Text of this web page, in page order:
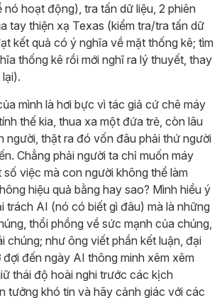
hoạt động), tra tấn dữ liệu, 2 phiên
tay thiện xạ Texas (kiểm tra/tra tấn dữ
kết quả có ý nghĩa về mặt thống kê; tìm
thống kê rồi mới nghĩ ra lý thuyết, thay
mình là hơi bực vì tác giả cứ chê máy
thế kia, thua xa một đứa trẻ, còn lâu
người, thật ra đó vốn đâu phải thứ người
Chẳng phải người ta chỉ muốn máy
số việc mà con người không thể làm
hiệu quả bằng hay sao? Mình hiểu ý
trách AI (nó có biết gì đâu) mà là những
thổi phồng về sức mạnh của chúng,
chúng; như ông viết phần kết luận, đại
đến ngày AI thông minh xêm xêm
thái độ hoài nghi trước các kịch
tưởng khó tin và hãy cảnh giác với các